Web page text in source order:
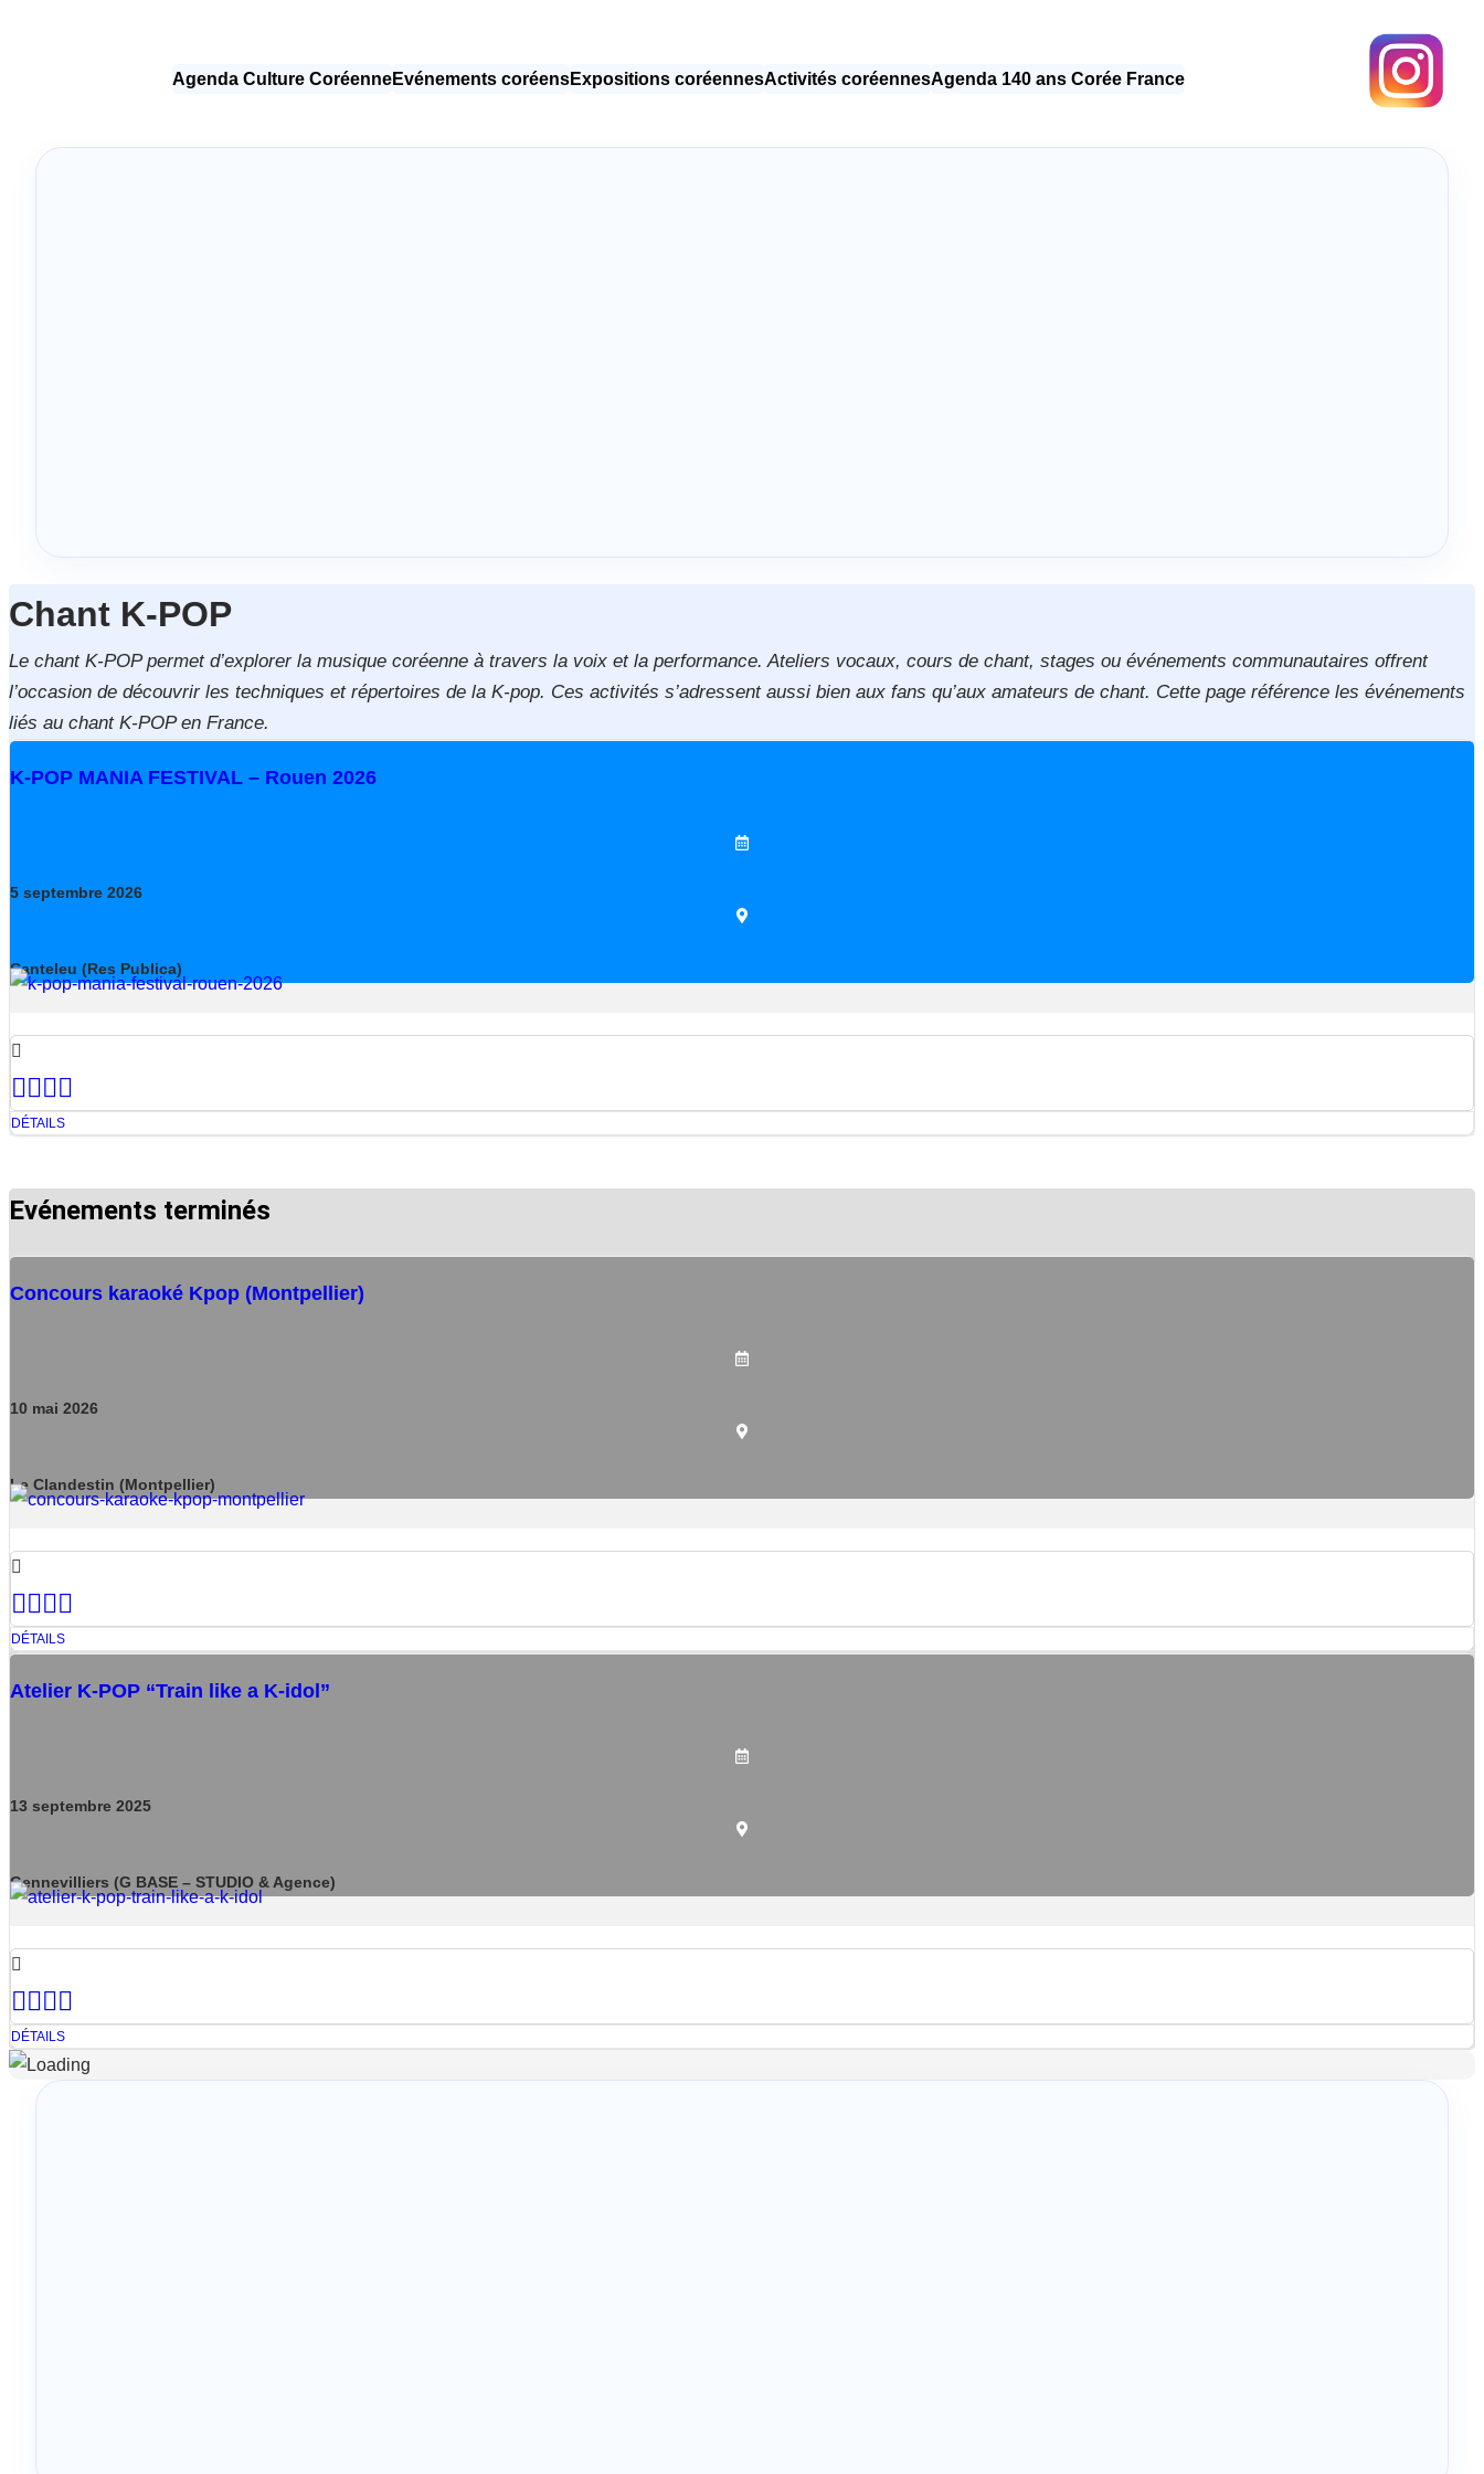
Agenda Culture CoréenneEvénements coréensExpositions coréennesActivités coréennesAgenda 140 ans Corée France
Chant K-POP
Le chant K-POP permet d’explorer la musique coréenne à travers la voix et la performance. Ateliers vocaux, cours de chant, stages ou événements communautaires offrent
l’occasion de découvrir les techniques et répertoires de la K-pop. Ces activités s’adressent aussi bien aux fans qu’aux amateurs de chant. Cette page référence les événements
liés au chant K-POP en France.
K-POP MANIA FESTIVAL – Rouen 2026
5 septembre 2026
Canteleu (Res Publica)
DÉTAILS
Evénements terminés
Concours karaoké Kpop (Montpellier)
10 mai 2026
Le Clandestin (Montpellier)
DÉTAILS
Atelier K-POP “Train like a K-idol”
13 septembre 2025
Gennevilliers (G BASE – STUDIO & Agence)
DÉTAILS